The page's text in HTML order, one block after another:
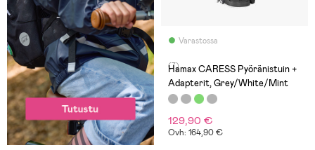
Varastossa
(7)
Hamax CARESS Pyöränistuin +
Adapterit, Grey/White/Mint
129,90 €
Ovh: 164,90 €